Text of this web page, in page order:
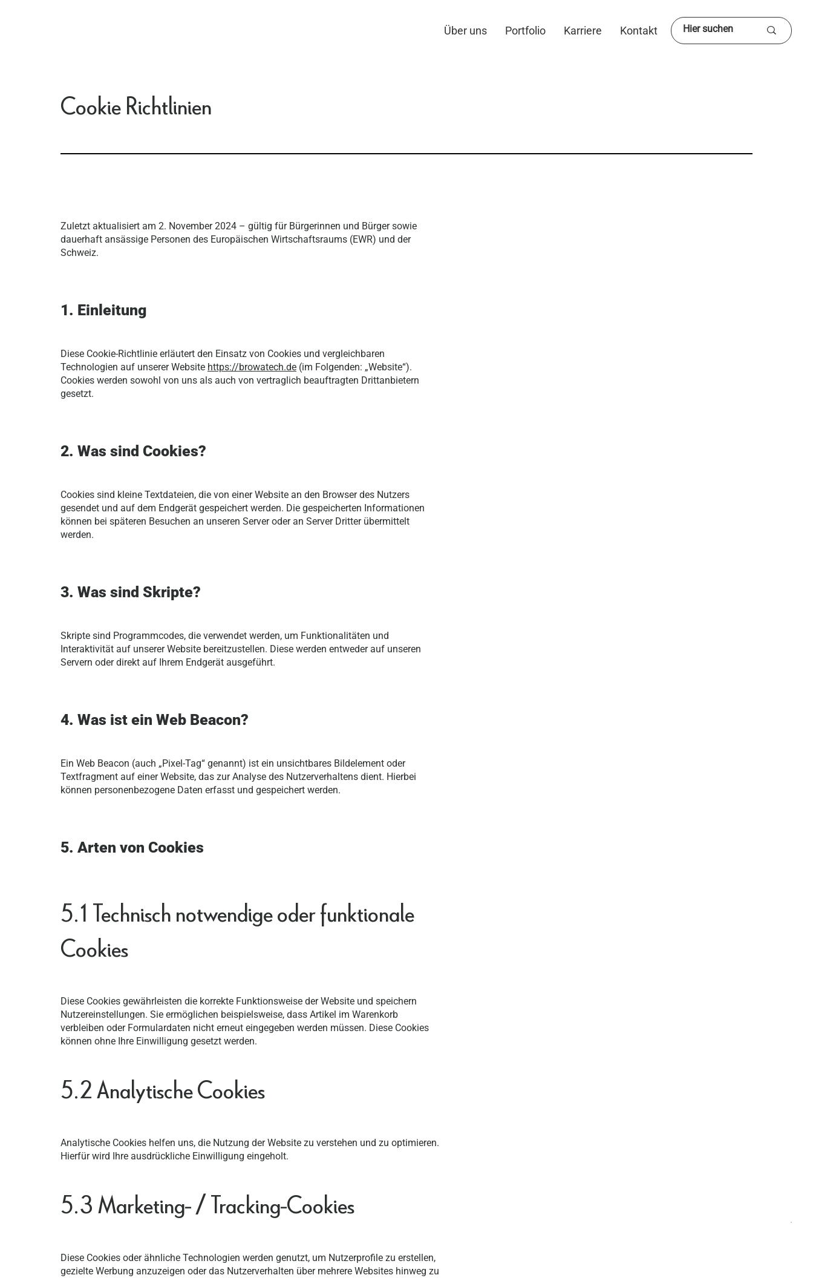
Über uns Portfolio Karriere Kontakt
Zuletzt aktualisiert am 2. November 2024 – gültig für Bürgerinnen und Bürger sowie
dauerhaft ansässige Personen des Europäischen Wirtschaftsraums (EWR) und der
Schweiz.
1. Einleitung
Diese Cookie-Richtlinie erläutert den Einsatz von Cookies und vergleichbaren
Technologien auf unserer Website https://browatech.de (im Folgenden: „Website“).
Cookies werden sowohl von uns als auch von vertraglich beauftragten Drittanbietern
gesetzt.
2. Was sind Cookies?
Cookies sind kleine Textdateien, die von einer Website an den Browser des Nutzers
gesendet und auf dem Endgerät gespeichert werden. Die gespeicherten Informationen
können bei späteren Besuchen an unseren Server oder an Server Dritter übermittelt
werden.
3. Was sind Skripte?
Skripte sind Programmcodes, die verwendet werden, um Funktionalitäten und
Interaktivität auf unserer Website bereitzustellen. Diese werden entweder auf unseren
Servern oder direkt auf Ihrem Endgerät ausgeführt.
4. Was ist ein Web Beacon?
Ein Web Beacon (auch „Pixel-Tag“ genannt) ist ein unsichtbares Bildelement oder
Textfragment auf einer Website, das zur Analyse des Nutzerverhaltens dient. Hierbei
können personenbezogene Daten erfasst und gespeichert werden.
5. Arten von Cookies
5.1 Technisch notwendige oder funktionale
Cookies
Diese Cookies gewährleisten die korrekte Funktionsweise der Website und speichern
Nutzereinstellungen. Sie ermöglichen beispielsweise, dass Artikel im Warenkorb
verbleiben oder Formulardaten nicht erneut eingegeben werden müssen. Diese Cookies
können ohne Ihre Einwilligung gesetzt werden.
5.2 Analytische Cookies
Analytische Cookies helfen uns, die Nutzung der Website zu verstehen und zu optimieren.
Hierfür wird Ihre ausdrückliche Einwilligung eingeholt.
5.3 Marketing- / Tracking-Cookies
Diese Cookies oder ähnliche Technologien werden genutzt, um Nutzerprofile zu erstellen,
gezielte Werbung anzuzeigen oder das Nutzerverhalten über mehrere Websites hinweg zu
Cookie Richtlinien